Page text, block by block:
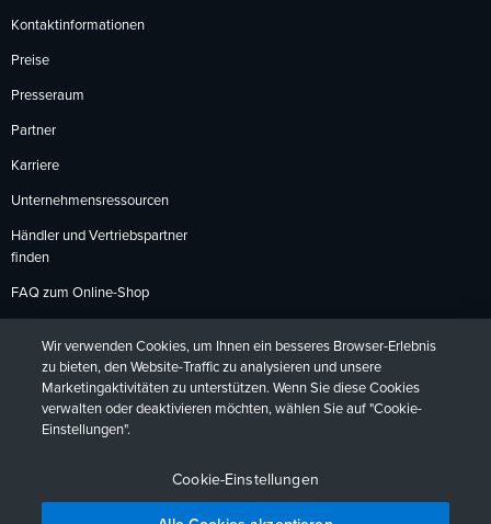
Kontaktinformationen
Preise
Presseraum
Partner
Karriere
Unternehmensressourcen
Händler und Vertriebspartner
finden
FAQ zum Online-Shop
Rückgabebedingungen
DeutschFrançaisEspañol日本語
Wir verwenden Cookies, um Ihnen ein besseres Browser-Erlebnis
zu bieten, den Website-Traffic zu analysieren und unsere
Marketingaktivitäten zu unterstützen. Wenn Sie diese Cookies
verwalten oder deaktivieren möchten, wählen Sie auf "Cookie-
Einstellungen".
Cookie-Einstellungen